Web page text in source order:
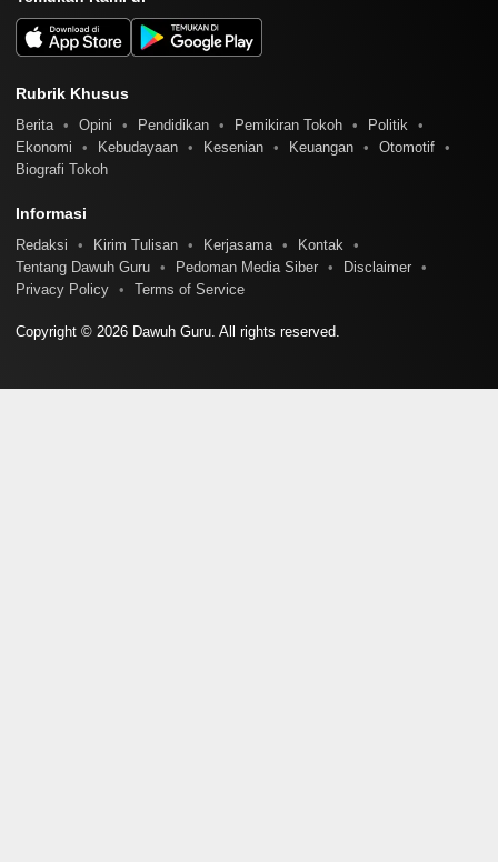
Rubrik Khusus
Berita Opini Pendidikan Pemikiran Tokoh
Politik
Ekonomi
Kebudayaan Kesenian Keuangan
Otomotif
Biografi Tokoh
Informasi
Redaksi Kirim Tulisan Kerjasama
Kontak
Tentang Dawuh Guru
Pedoman Media Siber
Disclaimer
Privacy Policy
Terms of Service
Copyright © 2026 Dawuh Guru. All rights reserved.